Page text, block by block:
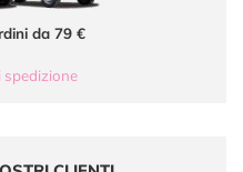
da 79 €
spedizione